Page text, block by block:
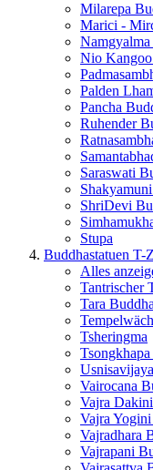
Milarepa
Marici -
Nio Kangoo
Palden
Pancha
Ruhender
Saraswati
ShriDevi
Stupa
Buddhastatuen T-Z
Alles
Tantrischer
Tara
Tsheringma
Vairocana
Vajra
Vajra
Vajradhara
Vajrapani